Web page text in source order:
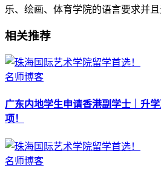
乐、绘画、体育学院的语言要求并且
相关推荐
名师博客
广东内地学生申请香港副学士｜升
项！
名师博客